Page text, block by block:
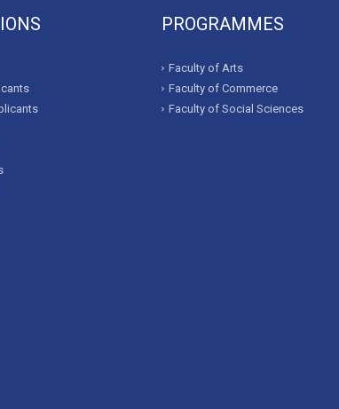
PROGRAMMES
Faculty of Arts
Faculty of Commerce
Faculty of Social Sciences